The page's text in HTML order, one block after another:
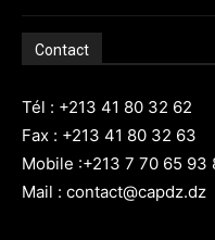
Contact
Tél : +213 41 80 32 62
Fax : +213 41 80 32 63
Mobile :+213 7 70 65 93
Mail : contact@capdz.dz